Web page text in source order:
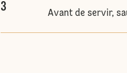
3 Avant de servir,